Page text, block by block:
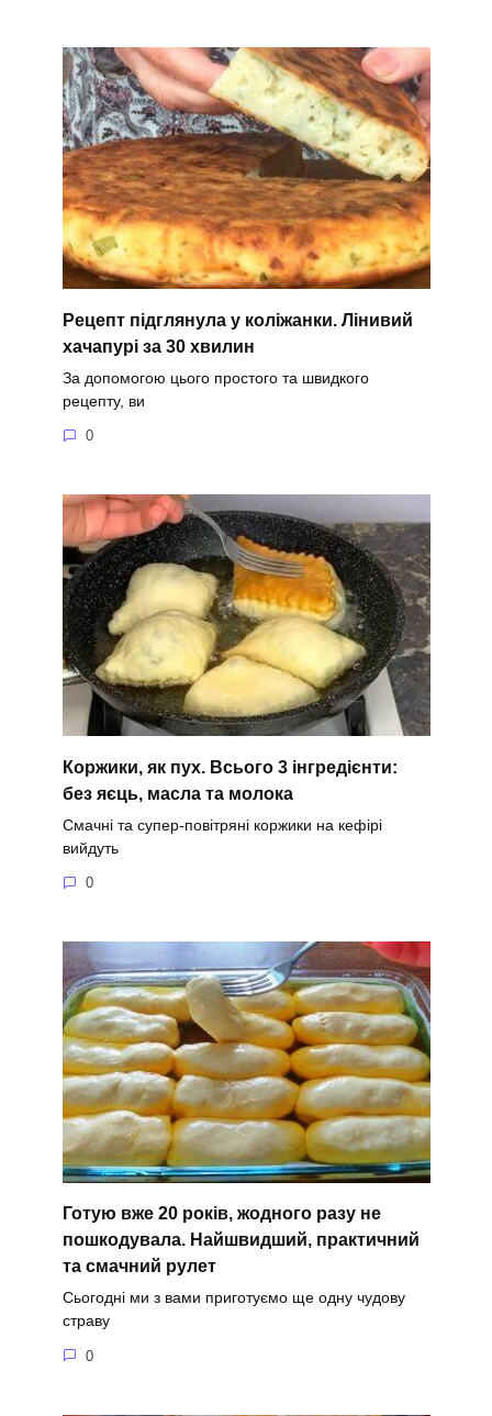
Рецепт підглянула у коліжанки. Лінивий
хачапурі за 30 хвилин
За допомогою цього простого та швидкого
рецепту, ви
0
Коржики, як пух. Всього 3 інгредієнти:
без яєць, масла та молока
Смачні та супер-повітряні коржики на кефірі
вийдуть
0
Готую вже 20 років, жодного разу не
пошкодувала. Найшвидший, практичний
та смачний рулет
Сьогодні ми з вами приготуємо ще одну чудову
страву
0